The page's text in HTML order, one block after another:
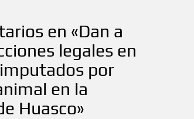
en «Dan a
legales en
por
en la
Huasco»